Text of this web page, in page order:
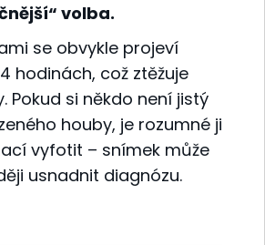
volba.
se obvykle projeví
hodinách, což ztěžuje
Pokud si někdo není jistý
houby, je rozumné ji
vyfotit – snímek může
usnadnit diagnózu.